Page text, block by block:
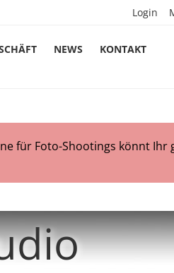
Login
NEWS KONTAKT
für Foto-Shootings könnt Ihr